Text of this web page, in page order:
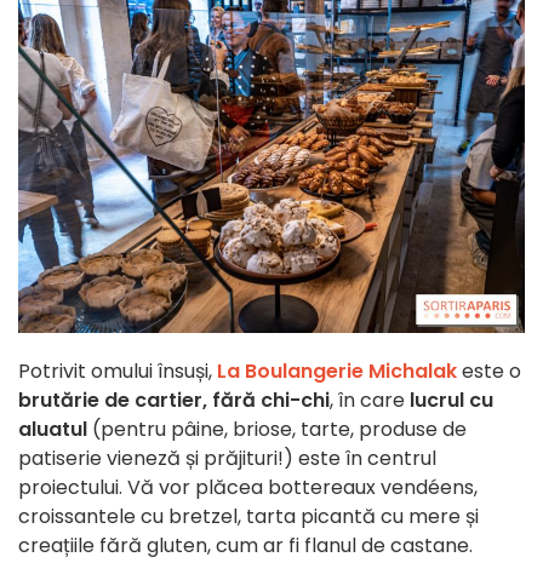
Potrivit omului însuși, La Boulangerie Michalakeste o
brutărie de cartier, fără chi-chi, în care lucrul cu
aluatul (pentru pâine, briose, tarte, produse de
patiserie vieneză și prăjituri!) este în centrul
proiectului. Vă vor plăcea bottereaux vendéens,
croissantele cu bretzel, tarta picantă cu mere și
creațiile fără gluten, cum ar fi flanul de castane.